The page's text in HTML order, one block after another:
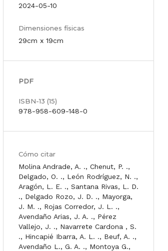
2024-05-10
Dimensiones físicas
29cm x 19cm
PDF
ISBN-13 (15)
978-958-609-148-0
Cómo citar
Molina Andrade, A. ., Chenut, P. .,
Delgado, O. ., León Rodríguez, N. .,
Aragón, L. E. ., Santana Rivas, L. D.
., Delgado Rozo, J. D. ., Mayorga,
J. M. ., Rojas Corredor, J. L. .,
Avendaño Arias, J. A. ., Pérez
Vallejo, J. ., Navarrete Cardona , S.
., Hincapié Ibarra, A. L. ., Beuf, A. .,
Avendaño L., G. A. ., Montoya G.,